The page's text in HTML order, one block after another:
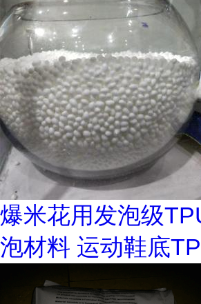
爆米花用发泡级
泡材料 运动鞋底